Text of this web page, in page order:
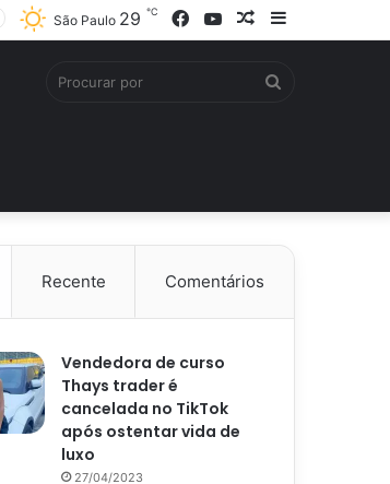
Barra
Artigo
YouTube
Facebook
São Paulo 29 ℃
Recente Comentários
Vendedora de curso
Thays trader é
cancelada no TikTok
após ostentar vida de
luxo
27/04/2023